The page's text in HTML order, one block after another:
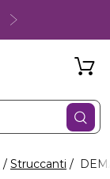
Struccanti